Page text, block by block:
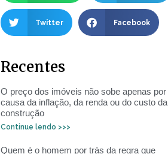
Twitter Facebook
Recentes
O preço dos imóveis não sobe apenas por
causa da inflação, da renda ou do custo da
construção
Continue lendo >>>
Quem é o homem por trás da regra que